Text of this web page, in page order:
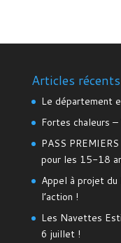
Articles récents
Le département
Fortes chaleurs –
PASS
pour les 15-18
Appel à projet du
l’action !
Les Navettes
6 juillet !